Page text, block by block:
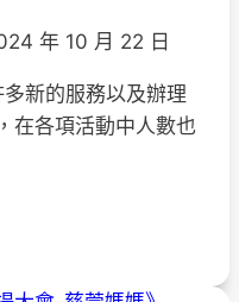
年 10 月 22 日
新的服務以及辦理
在各項活動中人數也